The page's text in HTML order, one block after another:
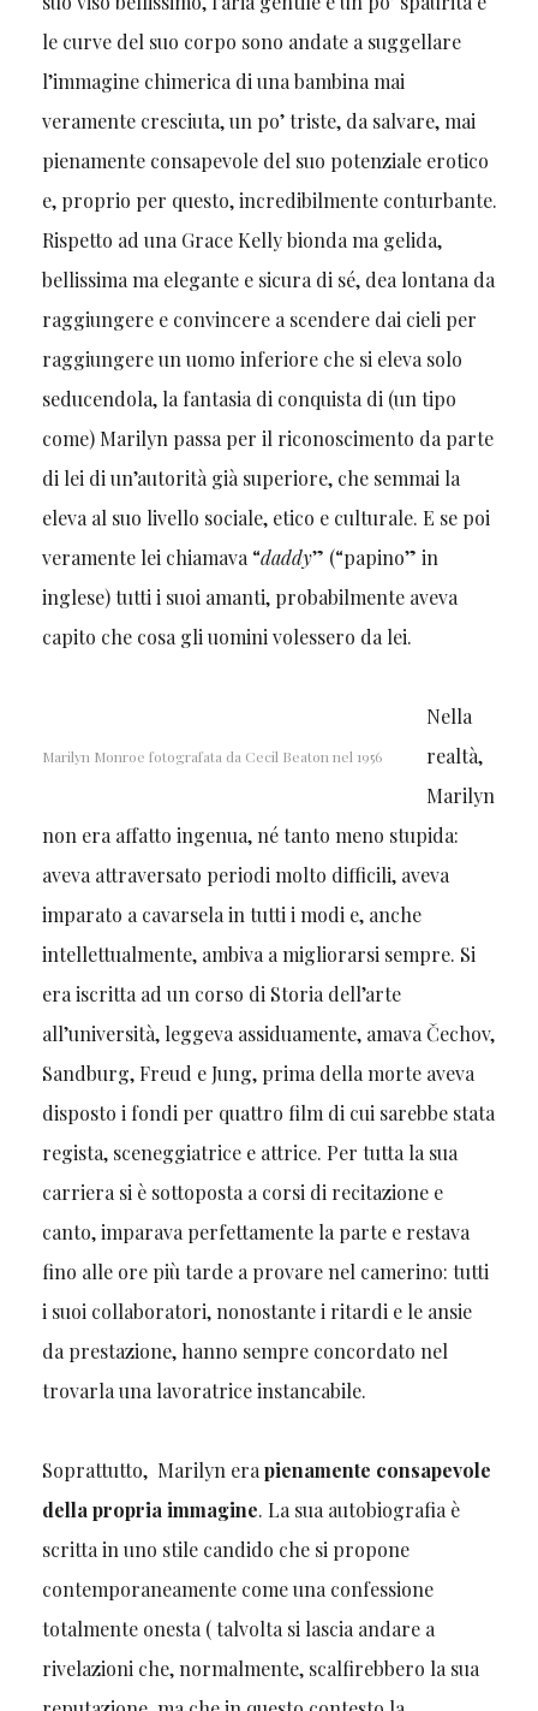
le curve del suo corpo sono andate a suggellare
l’immagine chimerica di una bambina mai
veramente cresciuta, un po’ triste, da salvare, mai
pienamente consapevole del suo potenziale erotico
e, proprio per questo, incredibilmente conturbante.
Rispetto ad una Grace Kelly bionda ma gelida,
bellissima ma elegante e sicura di sé, dea lontana da
raggiungere e convincere a scendere dai cieli per
raggiungere un uomo inferiore che si eleva solo
seducendola, la fantasia di conquista di (un tipo
come) Marilyn passa per il riconoscimento da parte
di lei di un’autorità già superiore, che semmai la
eleva al suo livello sociale, etico e culturale. E se poi
veramente lei chiamava “daddy” (“papino” in
inglese) tutti i suoi amanti, probabilmente aveva
capito che cosa gli uomini volessero da lei.
Marilyn Monroe fotografata da Cecil Beaton nel 1956
Nella
realtà,
Marilyn
non era affatto ingenua, né tanto meno stupida:
aveva attraversato periodi molto difficili, aveva
imparato a cavarsela in tutti i modi e, anche
intellettualmente, ambiva a migliorarsi sempre. Si
era iscritta ad un corso di Storia dell’arte
all’università, leggeva assiduamente, amava Čechov,
Sandburg, Freud e Jung, prima della morte aveva
disposto i fondi per quattro film di cui sarebbe stata
regista, sceneggiatrice e attrice. Per tutta la sua
carriera si è sottoposta a corsi di recitazione e
canto, imparava perfettamente la parte e restava
fino alle ore più tarde a provare nel camerino: tutti
i suoi collaboratori, nonostante i ritardi e le ansie
da prestazione, hanno sempre concordato nel
trovarla una lavoratrice instancabile.
Soprattutto, Marilyn erapienamente consapevole
della propria immagine. La sua autobiografia è
scritta in uno stile candido che si propone
contemporaneamente come una confessione
totalmente onesta ( talvolta si lascia andare a
rivelazioni che, normalmente, scalfirebbero la sua